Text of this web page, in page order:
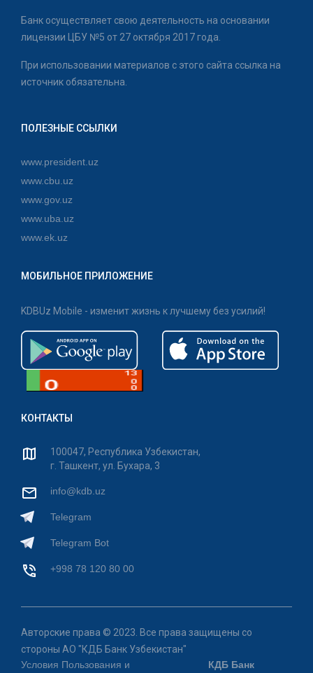
Банк осуществляет свою деятельность на основании
лицензии ЦБУ №5 от 27 октября 2017 года.
При использовании материалов с этого сайта ссылка на
источник обязательна.
ПОЛЕЗНЫЕ ССЫЛКИ
www.president.uz
www.cbu.uz
www.gov.uz
www.uba.uz
www.ek.uz
МОБИЛЬНОЕ ПРИЛОЖЕНИЕ
KDBUz Mobile - изменит жизнь к лучшему без усилий!
КОНТАКТЫ
100047, Республика Узбекистан,
г. Ташкент, ул. Бухара, 3
info@kdb.uz
Telegram
Telegram Bot
+998 78 120 80 00
Авторские права © 2023. Все права защищены со
стороны АО "КДБ Банк Узбекистан"
Условия Пользования и
КДБ Банк